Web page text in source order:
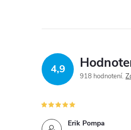
4,9
918 hodnotení
Erik Pompa